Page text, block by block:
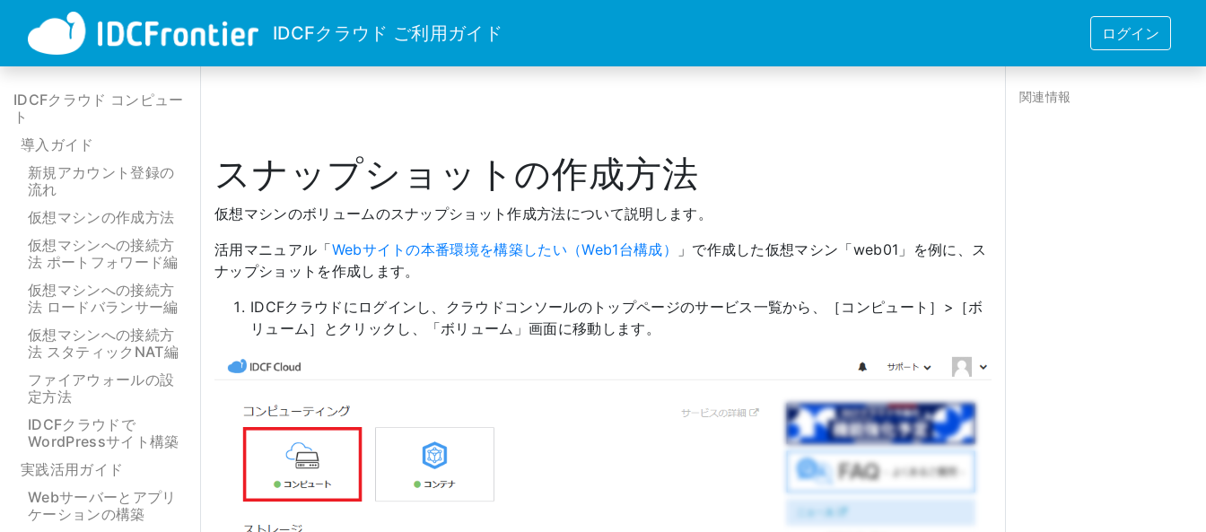
IDCFクラウド ご利用ガイド ログイン
IDCFクラウド コンピュー
ト
導入ガイド
新規アカウント登録の
流れ
仮想マシンの作成方法
仮想マシンへの接続方
法 ポートフォワード編
仮想マシンへの接続方
法 ロードバランサー編
仮想マシンへの接続方
法 スタティックNAT編
ファイアウォールの設
定方法
IDCFクラウドで
WordPressサイト構築
実践活用ガイド
Webサーバーとアプリ
ケーションの構築
関連情報
スナップショットの作成方法
仮想マシンのボリュームのスナップショット作成方法について説明します。
活用マニュアル「Webサイトの本番環境を構築したい（Web1台構成）
」で作成した仮想マシン「web01」を例に、ス
ナップショットを作成します。
IDCFクラウドにログインし、クラウドコンソールのトップページのサービス一覧から、［コンピュート］>［ボ
リューム］とクリックし、「ボリューム」画面に移動します。